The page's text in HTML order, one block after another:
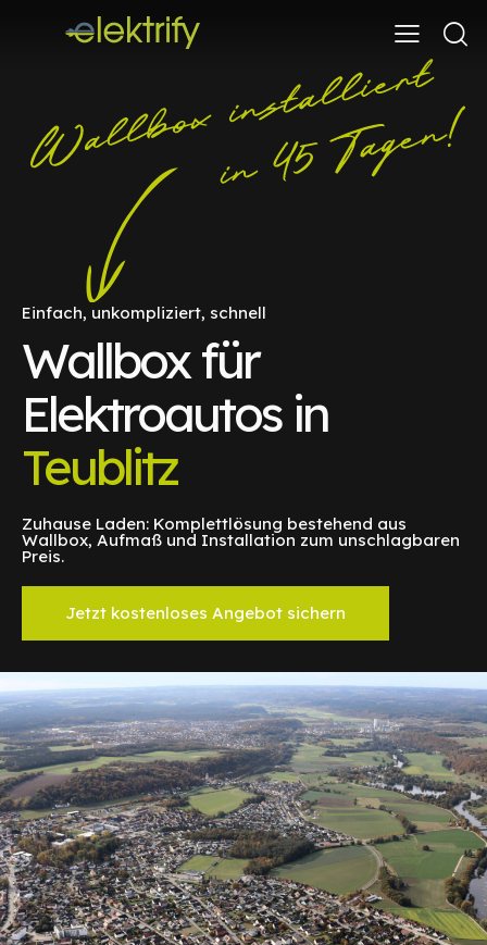
Einfach, unkompliziert, schnell
Wallbox für
Elektroautos in
Teublitz
Zuhause Laden: Komplettlösung bestehend aus
Wallbox, Aufmaß und Installation zum unschlagbaren
Preis.
Jetzt kostenloses Angebot sichern